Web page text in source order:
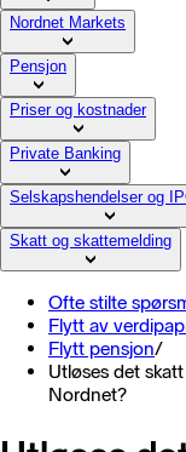
Nordnet Markets
Pensjon
Priser og kostnader
Private Banking
Selskapshendelser og
Skatt og skattemelding
Ofte stilte
Flytt av
Flytt pensjon/
Utløses det
Nordnet?